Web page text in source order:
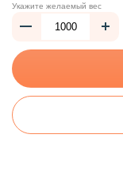
Укажите желаемый вес